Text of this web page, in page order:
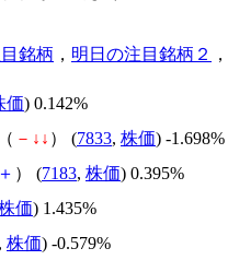
銘柄 ， 明日の注目銘柄２ ，
価) 0.142%
－ ↓ ↓ ） (7833, 株価) -1.698%
＋ ） (7183, 株価) 0.395%
価) 1.435%
, 株価) -0.579%